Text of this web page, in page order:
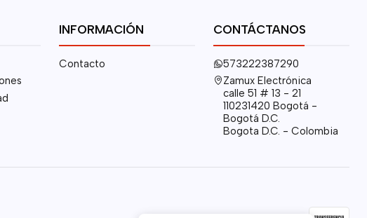
INFORMACIÓN
Contacto
CONTÁCTANOS
573222387290
Zamux Electrónica
calle 51 # 13 - 21
110231420 Bogotá -
Bogotá D.C.
Bogota D.C. - Colombia